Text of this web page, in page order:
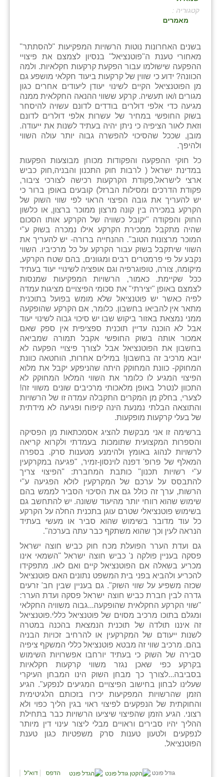
קטגוריה :
מאמרים
בשנים האחרונות נוטות הרשויות המפקיעות "להסתתר"
מאחורי טענת ה"פוטנציאל" בנסיון לצמצם את פיצויי
ההפקעה שישולמו עבור הפקעת קרקעות חקלאיות. ולמה
הכוונה? ידוע כי שווין של קרקעות ביעוד חקלאי מושפע גם
מן הפוטנציאל הקיים לשינוי יעודן ליעודים אחרים כגון
מגורים ו/או תעשיה. קרקע ששווי ההנאה החקלאית ממנה
מגיעה כדי אלפי דולרים בודדים לדונם עשויה להיסחר
בשוק החופשי במחיר של עשרות אלפי דולרים לדונם
וזאת לאור הציפיה כי ניתן יהיה בעתיד לשנות את ייעודה.
מובן, שככל שהסיכוי להפשרה גבוה יותר עולה השווי
ולהיפך.
כל חוקי ההפקעה והפקודות מכוחן מבוצעות הפקעות
במדינת ישראל ( לרבות חוק התכנון והבניה,חוק כביש
ארצי לישראל,פקודת הקרקעות רכישה לצורכי ציבור,
פקודת הדרכים ומסילות הברזל) קובעים באופן ברור כי
יש להעריך את גובה הפיצוי הראוי לפי שווי השוק של
הקרקע במכירה בין קונה מרצון ממוכר ברצון, או כלשון
החוק והפקודה "יקובל כשוויה של הקרקע אותו הסכום
שהיה מתקבל ממכירת הקרקע אילו נמכרה בשוק ע"י
המוכר מרצונות הטוב". ההנחייה ברורה- יש להעריך את
השווי שיתקבל בשוק עבור הקרקע על כל מרכיביו. השווי
נקבע על פי פרמטרים רבים ומגוונים, בהם שטח הקרקע,
מיקומה, צורה, טופוגרפיה וגם אופציה לשינויי יעוד בעתיד
ככל שקיימת. כאמור, הרשויות המפקיעות שמנסות
לצמצם באופן "יצירתי" את סכומי הפיצויים מציגות עמדה
לפיה כאשר יש פוטנציאל שלא מומש בפועל בתוכנית
מתאר אין להביאו בחשבון. כלומר, אם הקרקע שהופקעה
ממני נמצאת באזור ביקוש שבו יש סיכוי גבוה לשינוי יעוד
אבל לא הוכנה עדיין תוכנית ספציפית אין ספק שאם
אמכור אותה בשוק החופשי אקבל תמורה שמביאה
בחשבון את הפוטנציאל אבל לצורך פיצויי הפקעה לא
יובא מרכיב זה בחשבון! במילים אחרות, הוחטאה כוונת
המחוקק- כוונת המחוקק היתה שהניפקע יקבל את מלוא
הפיצוי המגיע לו כלומר את השווי המלא! המחוקק לא
התכוון לנטרל באופן מלאכותי מרכיבים שונים משווי זה!
לצערי, בחלק מן המקרים התקבלה עמדה זו של הרשויות
והתוצאה הבלתי נמנעת הינה קיפוח ופגיעה לא מידתית
של בעלי קרקעות מופקעות.
ברשימה זו אני מבקשת להציג אסמכתאות מן הפסיקה
והספרות המקצועית שתומכות בעמדתי ולקרוא קריאה
לרשויות לנהוג באומץ ולהימנע מטענות סרק. בספרה
המאלף של פרופ' דפנה לוינסון-זמיר, "פגיעה במקרקעין
ע"י רשויות תכנון" כותבת המחברת: "הפיצוי צריך
להתבסס על ערכם של המקרקעין לולא הפגיעה ע"י
הרשות, ערך זה כולל גם את הסיכוי הסביר לממש בהם
שימוש שהוא רווחי יותר מהיעוד ששונה. יש להתחשב גם
בשימוש פוטנציאלי שטרם עוגן בתכנית החלה על הקרקע
כל עוד מדובר בשימוש שהוא סביר או מעשי בעתיד
הנראה לעין וכך שהוא משתקף כבר עתה בערכה".
גם ועדת הערר הפועלת מכח חוק כביש חוצה ישראל
פסקה בעניין פולקה נ' כביש חוצה ישראל "השמאי אינו
מכריע בשאלה אם הפוטנציאל קיים ואם לאו. מתפקידו
להכריע ולהביא בפני בית המשפט נתונים האם פוטנציאל
שכזה משפיע על שווי השוק". גם בעניין שבין חב' זרעים
גדרה לבין חברת כביש חוצה ישראל פסקה ועדת הערר:
"שווי הקרקע החקלאית שהופקעה...גבוה משוויה החקלאי
ומגלם בתוכו מרכיב מסוים של פוטנציאל כללי.פוטנציאל
זה איננו תולדה של תוכנית הנמצאת בהכנה במטרה
לשנות ייעודם של המקרקעין או להרחיב זכויות הבניה
בהם. מרכיב שווי זה מבטא פוטנציאל כללי המשקף ציפיה
סבירה של השוק כי בעתיד יורחבו אפשרויות השימוש
בקרקע כפי שאכן נגזר משווי קרקעות חקלאיות
בסביבה...לצורך כך מבחן השוק הינו המבחן העיקרי
שעלינו לבחון בחישוב הפיצויים המגיעים לנפקע". הגיע
הזמן שהרשויות המפקיעות יכירו בזכותם הלגיטימית
והחוקתית של הנפקעים לפיצוי ראוי בגין הליך כפוי ולא
רצוני. הגיע הזמן שהפיצוי שיציעו הרשויות כבר בתחילת
ההליך יהיו סבירים וראויים מבלי ליצור עינוי דין מיותר
לנפקעים ולטעון טענות סרק משפטיות כגון טענת
הפוטנציאל.
גודל פונט הדפס דוא"ל
בני ציון
בקעות
ֿגבעת שפירא
גן הדרום
גן השומרון
גני עם
גני יהודה
גנות
ורד יריחו
דקל
זוהר
הדר עם
חבצלת השרון
חמרה
חרב לאת
יבול (מורג)
יקנעם
כליל
יד השמונה
כפר אביב
כפר ביאליק
כפר הרי״ף
כפר מישר
כפר מע״ש
כפר מרדכי
כפר סבא (אגרא)
כפר שמריהו
מגשימים
מישר
מכורה
מנחמיה
נאות הכיכר
נווה אטי״ב
נהריה (אג״ש)
ניר צבי
עין חצבה
עין תמר